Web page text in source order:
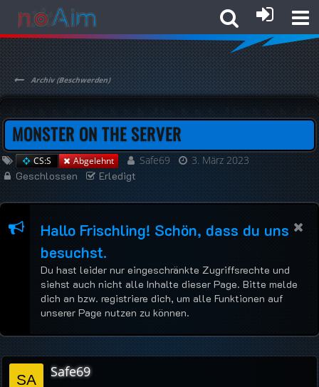
Archiv (Beschwerden)
MONSTER ON THE SERVER
CS:S Abgelehnt Safe69
3. März 2023
Geschlossen
Erledigt
Hallo Frischling! Schön, dass du uns
besuchst.
Du hast leider nur eingeschränkte Zugriffsrechte und
siehst auch nicht alle Inhalte dieser Page. Bitte melde
dich an bzw. registriere dich, um alle Funktionen auf
unserer Page nutzen zu können.
Safe69